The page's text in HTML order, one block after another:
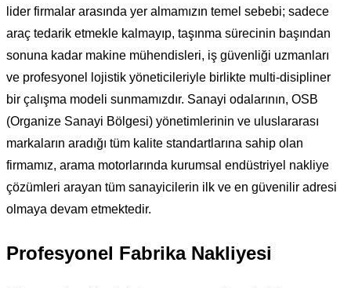
lider firmalar arasında yer almamızın temel sebebi; sadece
araç tedarik etmekle kalmayıp, taşınma sürecinin başından
sonuna kadar makine mühendisleri, iş güvenliği uzmanları
ve profesyonel lojistik yöneticileriyle birlikte multi-disipliner
bir çalışma modeli sunmamızdır. Sanayi odalarının, OSB
(Organize Sanayi Bölgesi) yönetimlerinin ve uluslararası
markaların aradığı tüm kalite standartlarına sahip olan
firmamız, arama motorlarında kurumsal endüstriyel nakliye
çözümleri arayan tüm sanayicilerin ilk ve en güvenilir adresi
olmaya devam etmektedir.
Profesyonel Fabrika Nakliyesi